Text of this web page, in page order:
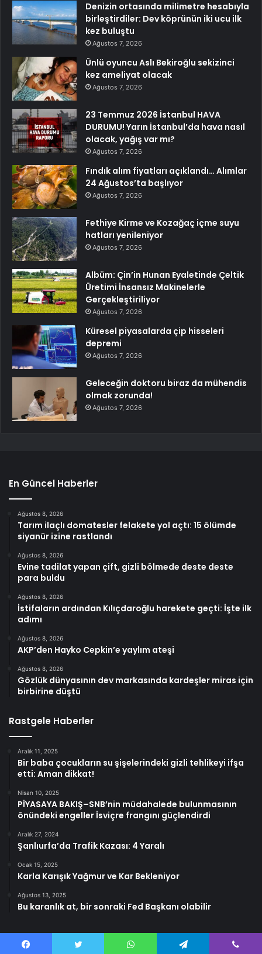
Denizin ortasında milimetre hesabıyla
birleştirdiler: Dev köprünün iki ucu ilk
kez buluştu
Ağustos 7, 2026
Ünlü oyuncu Aslı Bekiroğlu sekizinci
kez ameliyat olacak
Ağustos 7, 2026
23 Temmuz 2026 İstanbul HAVA
DURUMU! Yarın İstanbul’da hava nasıl
olacak, yağış var mı?
Ağustos 7, 2026
Fındık alım fiyatları açıklandı… Alımlar
24 Ağustos’ta başlıyor
Ağustos 7, 2026
Fethiye Kirme ve Kozağaç içme suyu
hatları yenileniyor
Ağustos 7, 2026
Albüm: Çin’in Hunan Eyaletinde Çeltik
Üretimi İnsansız Makinelerle
Gerçekleştiriliyor
Ağustos 7, 2026
Küresel piyasalarda çip hisseleri
depremi
Ağustos 7, 2026
Geleceğin doktoru biraz da mühendis
olmak zorunda!
Ağustos 7, 2026
En Güncel Haberler
Ağustos 8, 2026
Tarım ilaçlı domatesler felakete yol açtı: 15 ölümde
siyanür izine rastlandı
Ağustos 8, 2026
Evine tadilat yapan çift, gizli bölmede deste deste
para buldu
Ağustos 8, 2026
İstifaların ardından Kılıçdaroğlu harekete geçti: İşte ilk
adımı
Ağustos 8, 2026
AKP’den Hayko Cepkin’e yaylım ateşi
Ağustos 8, 2026
Gözlük dünyasının dev markasında kardeşler miras için
birbirine düştü
Rastgele Haberler
Aralık 11, 2025
Bir baba çocukların su şişelerindeki gizli tehlikeyi ifşa
etti: Aman dikkat!
Nisan 10, 2025
PİYASAYA BAKIŞ–SNB’nin müdahalede bulunmasının
önündeki engeller İsviçre frangını güçlendirdi
Aralık 27, 2024
Şanlıurfa’da Trafik Kazası: 4 Yaralı
Ocak 15, 2025
Karla Karışık Yağmur ve Kar Bekleniyor
Ağustos 13, 2025
Bu karanlık at, bir sonraki Fed Başkanı olabilir